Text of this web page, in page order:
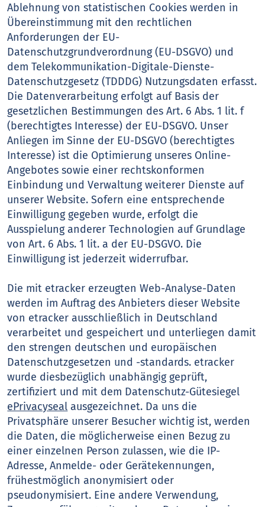
Ablehnung von statistischen Cookies werden in
Übereinstimmung mit den rechtlichen
Anforderungen der EU-
Datenschutzgrundverordnung (EU-DSGVO) und
dem Telekommunikation-Digitale-Dienste-
Datenschutzgesetz (TDDDG) Nutzungsdaten erfasst.
Die Datenverarbeitung erfolgt auf Basis der
gesetzlichen Bestimmungen des Art. 6 Abs. 1 lit. f
(berechtigtes Interesse) der EU-DSGVO. Unser
Anliegen im Sinne der EU-DSGVO (berechtigtes
Interesse) ist die Optimierung unseres Online-
Angebotes sowie einer rechtskonformen
Einbindung und Verwaltung weiterer Dienste auf
unserer Website. Sofern eine entsprechende
Einwilligung gegeben wurde, erfolgt die
Ausspielung anderer Technologien auf Grundlage
von Art. 6 Abs. 1 lit. a der EU-DSGVO. Die
Einwilligung ist jederzeit widerrufbar.
Die mit etracker erzeugten Web-Analyse-Daten
werden im Auftrag des Anbieters dieser Website
von etracker ausschließlich in Deutschland
verarbeitet und gespeichert und unterliegen damit
den strengen deutschen und europäischen
Datenschutzgesetzen und -standards. etracker
wurde diesbezüglich unabhängig geprüft,
zertifiziert und mit dem Datenschutz-Gütesiegel
ePrivacyseal ausgezeichnet. Da uns die
Privatsphäre unserer Besucher wichtig ist, werden
die Daten, die möglicherweise einen Bezug zu
einer einzelnen Person zulassen, wie die IP-
Adresse, Anmelde- oder Gerätekennungen,
frühestmöglich anonymisiert oder
pseudonymisiert. Eine andere Verwendung,